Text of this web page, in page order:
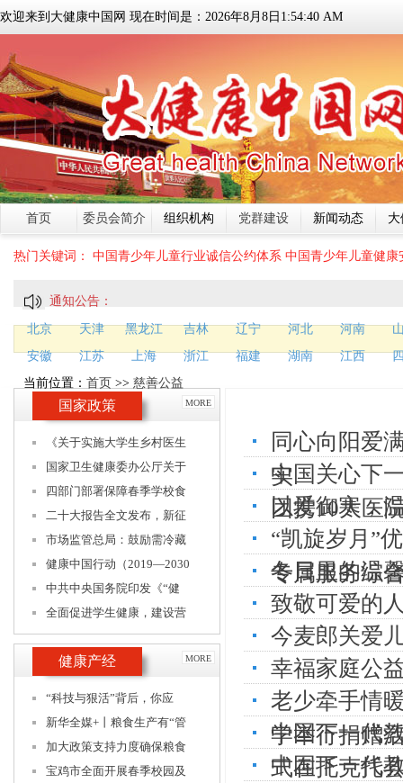
欢迎来到大健康中国网 现在时间是： 2026年8月 8 日 1:54:41 AM
首页 委员会简介 组织机构 党群建设 新闻动态
热门关键词： 中国青少年儿童行业诚信公约体系 中国青少年儿童健康
通知公告：
北京 天津 黑龙江 吉林 辽宁 河北 河南
安徽
江苏 上海 浙江 福建 湖南 江西
当前位置： 首页 >> 慈善公益
同心向阳爱
实
中国关心下
团携10大医
以爱御寒，
“凯旋岁月”
专属服务综
冬日里的温
致敬可爱的
今麦郎关爱
幸福家庭公
老少牵手情
学举行捐赠
中国下一代
式在托克托
中国下一代
国家政策 MORE
《关于实施大学生乡村医生
国家卫生健康委办公厅关于
四部门部署保障春季学校食
二十大报告全文发布，新征
市场监管总局：鼓励需冷藏
健康中国行动（2019—2030
中共中央国务院印发《“健
全面促进学生健康，建设营
健康产经 MORE
“科技与狠活”背后，你应
新华全媒+丨粮食生产有“管
加大政策支持力度确保粮食
宝鸡市全面开展春季校园及